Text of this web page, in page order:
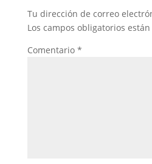
o
o
k
p
p
Tu dirección de correo
Los campos obligatorios
Comentario *